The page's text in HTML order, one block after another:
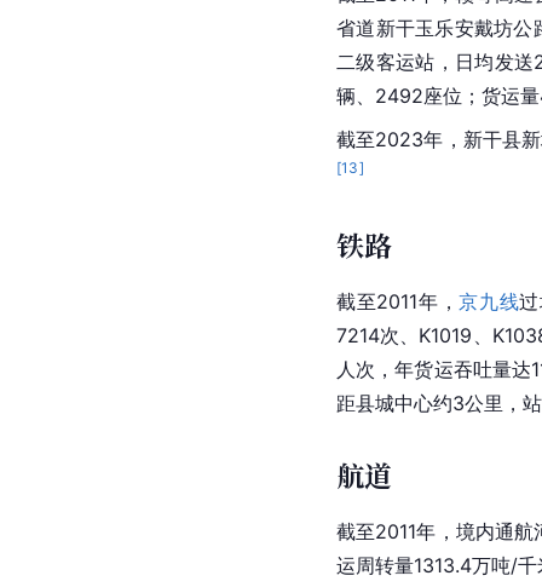
省道新干玉乐安戴坊
二级客运站，日均发
辆、2492座位；货运
截至2023年，新干县
[13]
铁路
截至2011年，京九线
7214次、K1019、
人次，年货运吞吐量达
距县城中心约3公里，
航道
截至2011年，境内通航
运周转量1313.4万吨/千